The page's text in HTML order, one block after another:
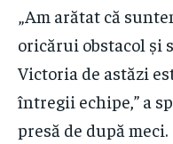
„Am arătat că
oricărui obstacol și
Victoria de astăzi
întregii echipe,” a
presă de după meci.